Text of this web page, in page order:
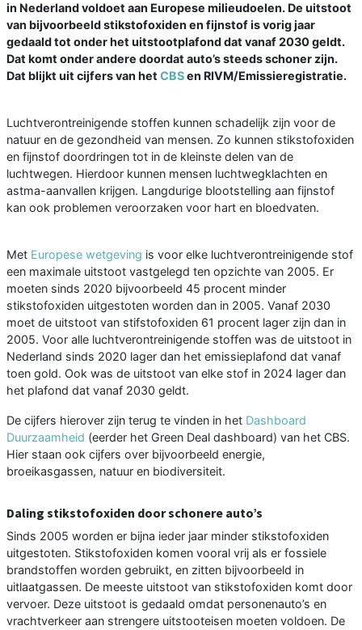
in Nederland voldoet aan Europese milieudoelen. De uitstoot
van bijvoorbeeld stikstofoxiden en fijnstof is vorig jaar
gedaald tot onder het uitstootplafond dat vanaf 2030 geldt.
Dat komt onder andere doordat auto’s steeds schoner zijn.
Dat blijkt uit cijfers van het CBSen RIVM/Emissieregistratie.
Luchtverontreinigende stoffen kunnen schadelijk zijn voor de
natuur en de gezondheid van mensen. Zo kunnen stikstofoxiden
en fijnstof doordringen tot in de kleinste delen van de
luchtwegen. Hierdoor kunnen mensen luchtwegklachten en
astma-aanvallen krijgen. Langdurige blootstelling aan fijnstof
kan ook problemen veroorzaken voor hart en bloedvaten.
Met Europese wetgeving is voor elke luchtverontreinigende stof
een maximale uitstoot vastgelegd ten opzichte van 2005. Er
moeten sinds 2020 bijvoorbeeld 45 procent minder
stikstofoxiden uitgestoten worden dan in 2005. Vanaf 2030
moet de uitstoot van stifstofoxiden 61 procent lager zijn dan in
2005. Voor alle luchtverontreinigende stoffen was de uitstoot in
Nederland sinds 2020 lager dan het emissieplafond dat vanaf
toen gold. Ook was de uitstoot van elke stof in 2024 lager dan
het plafond dat vanaf 2030 geldt.
De cijfers hierover zijn terug te vinden in het Dashboard
Duurzaamheid (eerder het Green Deal dashboard) van het CBS.
Hier staan ook cijfers over bijvoorbeeld energie,
broeikasgassen, natuur en biodiversiteit.
Daling stikstofoxiden door schonere auto’s
Sinds 2005 worden er bijna ieder jaar minder stikstofoxiden
uitgestoten. Stikstofoxiden komen vooral vrij als er fossiele
brandstoffen worden gebruikt, en zitten bijvoorbeeld in
uitlaatgassen. De meeste uitstoot van stikstofoxiden komt door
vervoer. Deze uitstoot is gedaald omdat personenauto’s en
vrachtverkeer aan strengere uitstooteisen moeten voldoen. De